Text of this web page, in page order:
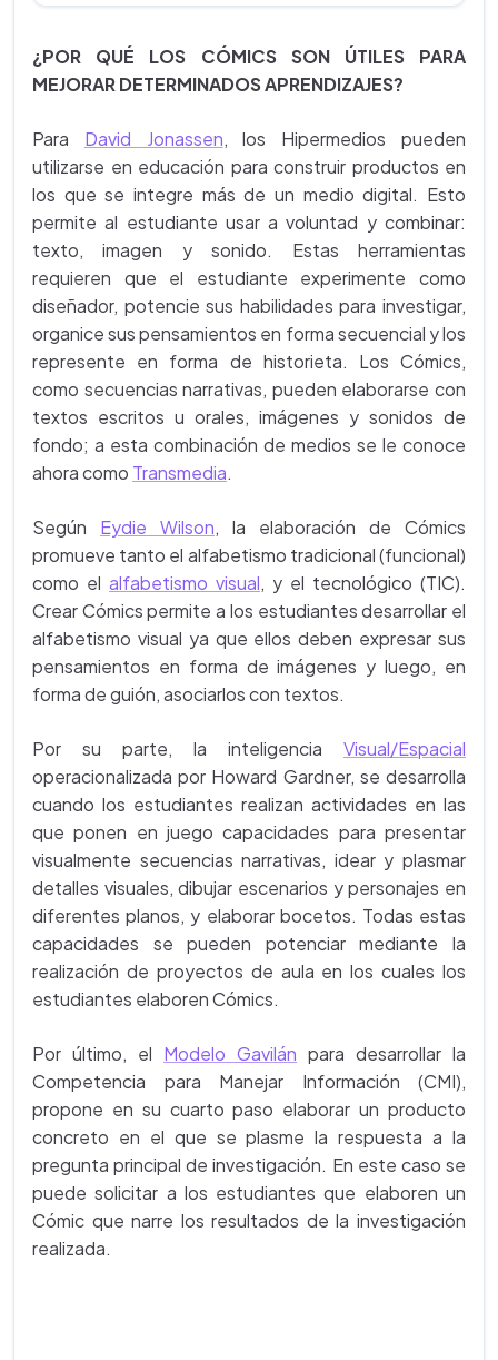
¿POR QUÉ LOS CÓMICS SON ÚTILES PARA
MEJORAR DETERMINADOS APRENDIZAJES?
Para David Jonassen, los Hipermedios pueden
utilizarse en educación para construir productos en
los que se integre más de un medio digital. Esto
permite al estudiante usar a voluntad y combinar:
texto, imagen y sonido. Estas herramientas
requieren que el estudiante experimente como
diseñador, potencie sus habilidades para investigar,
organice sus pensamientos en forma secuencial y los
represente en forma de historieta. Los Cómics,
como secuencias narrativas, pueden elaborarse con
textos escritos u orales, imágenes y sonidos de
fondo; a esta combinación de medios se le conoce
ahora como Transmedia.
Según Eydie Wilson, la elaboración de Cómics
promueve tanto el alfabetismo tradicional (funcional)
como el alfabetismo visual, y el tecnológico (TIC).
Crear Cómics permite a los estudiantes desarrollar el
alfabetismo visual ya que ellos deben expresar sus
pensamientos en forma de imágenes y luego, en
forma de guión, asociarlos con textos.
Por su parte, la inteligencia Visual/Espacial
operacionalizada por Howard Gardner, se desarrolla
cuando los estudiantes realizan actividades en las
que ponen en juego capacidades para presentar
visualmente secuencias narrativas, idear y plasmar
detalles visuales, dibujar escenarios y personajes en
diferentes planos, y elaborar bocetos. Todas estas
capacidades se pueden potenciar mediante la
realización de proyectos de aula en los cuales los
estudiantes elaboren Cómics.
Por último, el Modelo Gavilán para desarrollar la
Competencia para Manejar Información (CMI),
propone en su cuarto paso elaborar un producto
concreto en el que se plasme la respuesta a la
pregunta principal de investigación. En este caso se
puede solicitar a los estudiantes que elaboren un
Cómic que narre los resultados de la investigación
realizada.